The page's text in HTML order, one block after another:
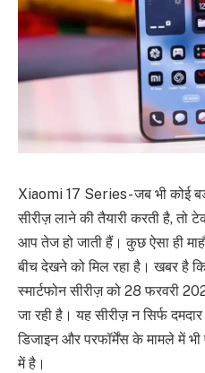
Xiaomi 17 Series- जब भी कोई
सीरीज़ लाने की तैयारी करती है, तो
आप तेज हो जाती हैं। कुछ ऐसा ही
बीच देखने को मिल रहा है। खबर है
स्मार्टफोन सीरीज़ को 28 फरवरी
जा रही है। यह सीरीज़ न सिर्फ
डिजाइन और परफॉर्मेंस के मामले में
में है।